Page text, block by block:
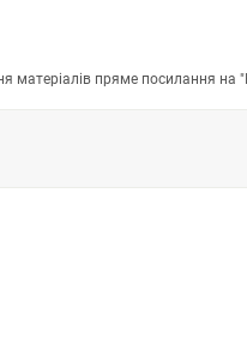
матеріалів пряме посилання